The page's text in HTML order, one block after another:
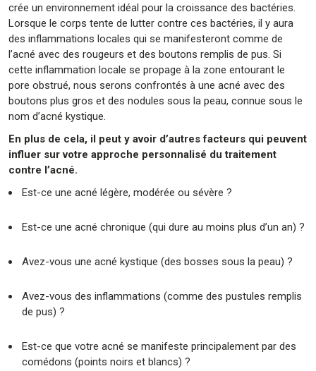
crée un environnement idéal pour la croissance des bactéries.
Lorsque le corps tente de lutter contre ces bactéries, il y aura
des inflammations locales qui se manifesteront comme de
l’acné avec des rougeurs et des boutons remplis de pus. Si
cette inflammation locale se propage à la zone entourant le
pore obstrué, nous serons confrontés à une acné avec des
boutons plus gros et des nodules sous la peau, connue sous le
nom d’acné kystique.
En plus de cela, il peut y avoir d’autres facteurs qui peuvent
influer sur votre approche personnalisé du traitement
contre l’acné.
Est-ce une acné légère, modérée ou sévère ?
Est-ce une acné chronique (qui dure au moins plus d’un an) ?
Avez-vous une acné kystique (des bosses sous la peau) ?
Avez-vous des inflammations (comme des pustules remplis
de pus) ?
Est-ce que votre acné se manifeste principalement par des
comédons (points noirs et blancs) ?